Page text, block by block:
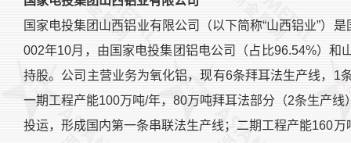
国家电投集团山西铝业有限公司（以下简称“山西铝业”）
002年10月，由国家电投集团铝电公司（占比96.54%）和
持股。公司主营业务为氧化铝，现有6条拜耳法生产线，1
一期工程产能100万吨/年，80万吨拜耳法部分（2条生产
投运，形成国内第一条串联法生产线；二期工程产能160